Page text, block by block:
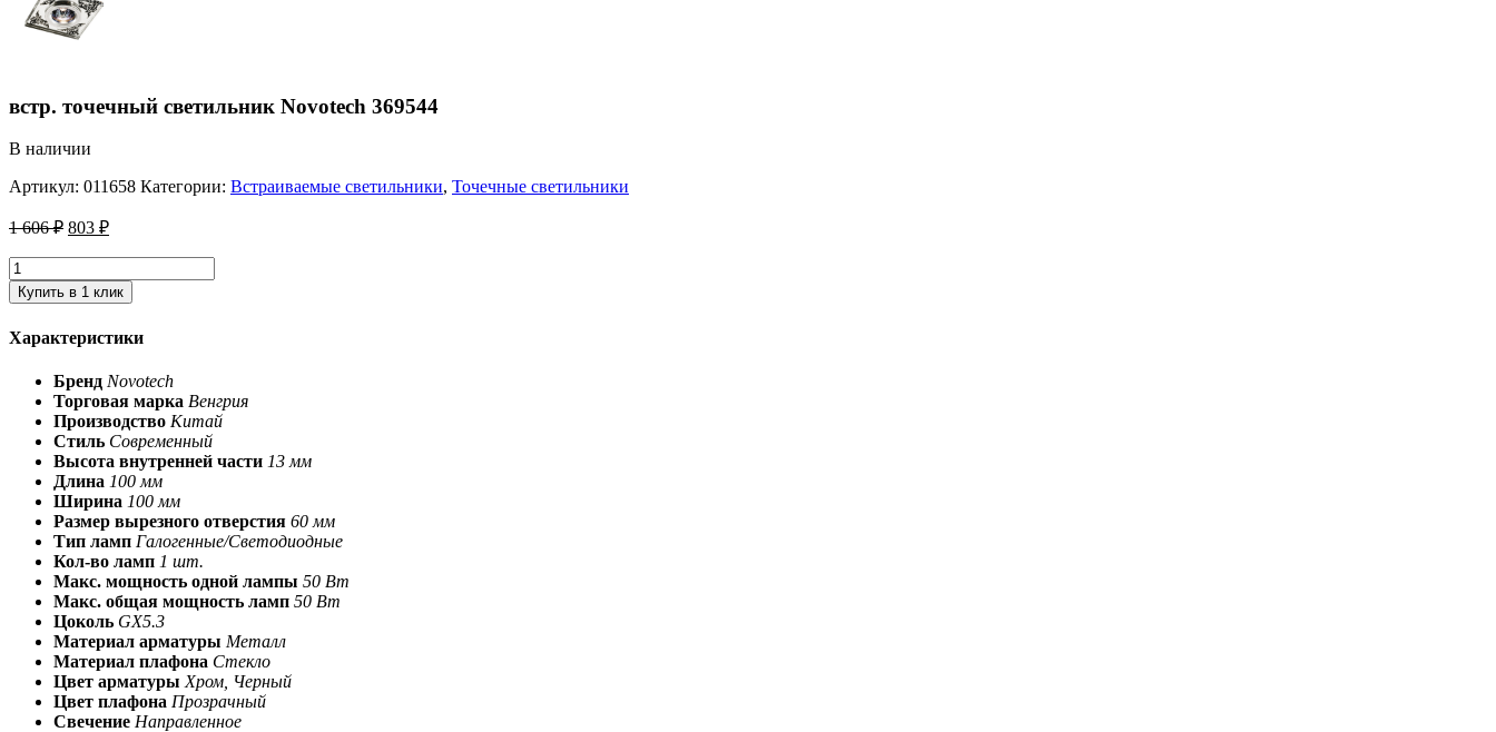
встр. точечный светильник Novotech 369544
В наличии
Артикул: 011658 Категории: Встраиваемые светильники, Точечные светильники
1 606₽ 803 ₽
Купить в 1 клик
Характеристики
Бренд Novotech
Торговая марка Венгрия
Производство Китай
Стиль Современный
Высота внутренней части 13 мм
Длина 100 мм
Ширина 100 мм
Размер вырезного отверстия 60 мм
Тип ламп Галогенные/Светодиодные
Кол-во ламп 1 шт.
Макс. мощность одной лампы 50 Вт
Макс. общая мощность ламп 50 Вт
Цоколь GX5.3
Материал арматуры Металл
Материал плафона Стекло
Цвет арматуры Хром, Черный
Цвет плафона Прозрачный
Свечение Направленное